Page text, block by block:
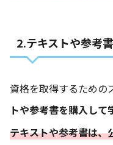
2.テキストや参考
資格を取得するための
トや参考書を購入して
テキストや参考書は、